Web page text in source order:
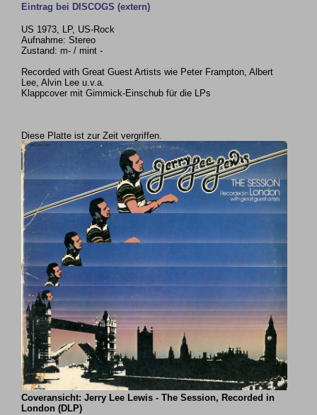
Eintrag bei DISCOGS (extern)
US 1973, LP, US-Rock
Aufnahme: Stereo
Zustand: m- / mint -
Recorded with Great Guest Artists wie Peter Frampton, Albert
Lee, Alvin Lee u.v.a.
Klappcover mit Gimmick-Einschub für die LPs
Diese Platte ist zur Zeit vergriffen.
Coveransicht: Jerry Lee Lewis - The Session, Recorded in
London (DLP)